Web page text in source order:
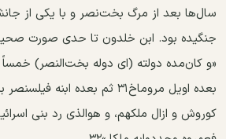
سال‌ها بعد از مرگ بخت‌نصر و با یکی از
جنگیده بود. ابن خلدون تا حدی صورت صحیح
«و کان‌مده دولته (ای دوله بخت‌النصر)
بعده اویل مروماخ۳۱ ثم بعده
کوروش و ازال ملکهم، و هوالذی رد بنی